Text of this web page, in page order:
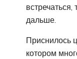
дальше.
Приснилось
котором